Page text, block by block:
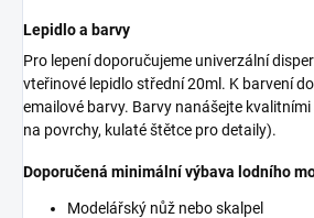
Lepidlo a barvy
Pro lepení doporučujeme univerzální
vteřinové lepidlo střední 20ml. K barvení
emailové barvy. Barvy nanášejte
na povrchy, kulaté štětce pro detaily).
Doporučená minimální výbava lodního
Modelářský nůž nebo skalpel